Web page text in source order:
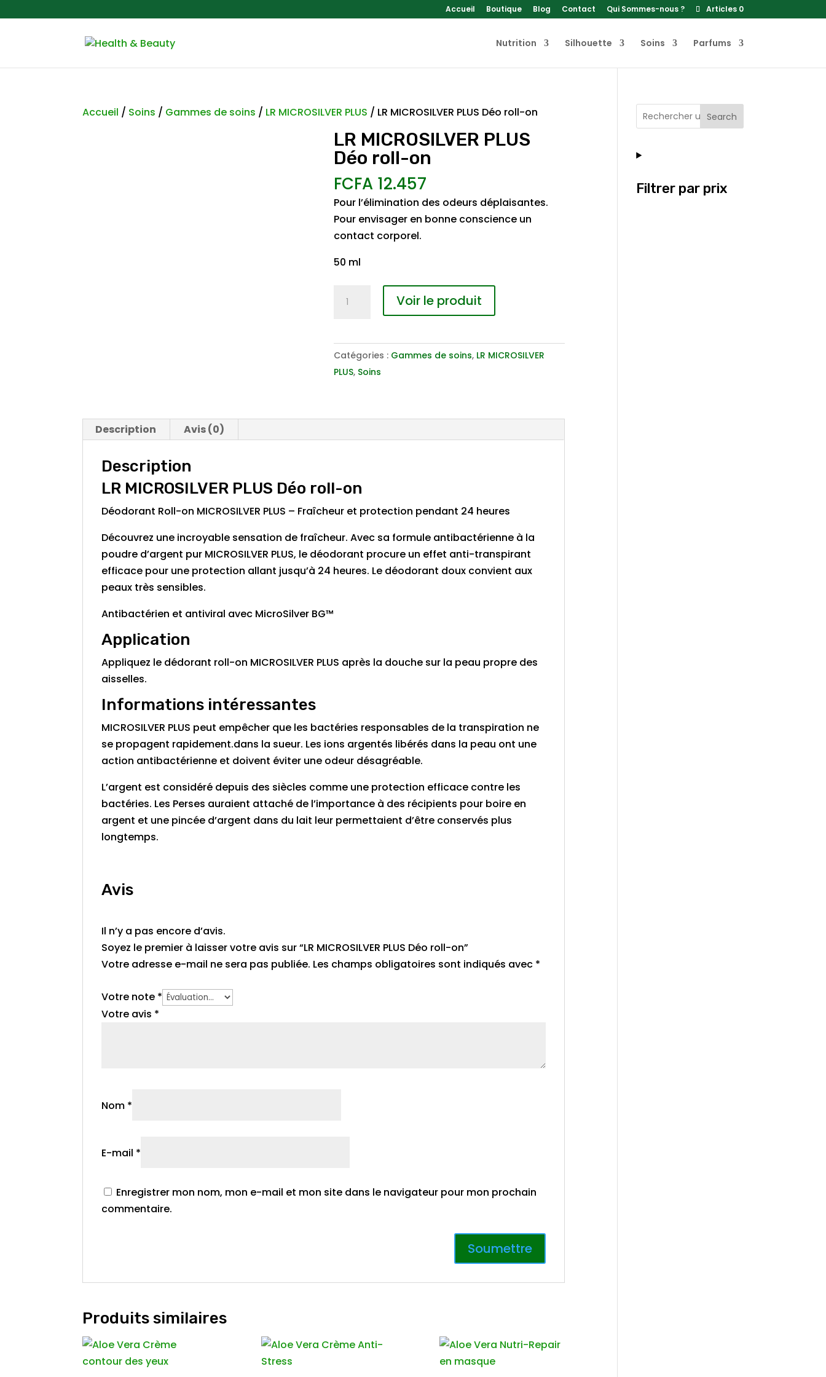
Accueil Boutique Blog Contact Qui Sommes-nous ? Articles 0
Nutrition Silhouette Soins Parfums
Accueil / Soins / Gammes de soins / LR MICROSILVER PLUS / LR MICROSILVER PLUS Déo roll-on
LR MICROSILVER PLUS
Déo roll-on
FCFA12.457
Pour l’élimination des odeurs déplaisantes.
Pour envisager en bonne conscience un
contact corporel.
50 ml
MICROSILVER
PLUS
Déo
Voir le produit
Catégories : Gammes de soins, LR MICROSILVER
PLUS, Soins
Description Avis (0)
Description
LR MICROSILVER PLUS Déo roll-on
Déodorant Roll-on MICROSILVER PLUS – Fraîcheur et protection pendant 24 heures
Découvrez une incroyable sensation de fraîcheur. Avec sa formule antibactérienne à la
poudre d’argent pur MICROSILVER PLUS, le déodorant procure un effet anti-transpirant
efficace pour une protection allant jusqu’à 24 heures. Le déodorant doux convient aux
peaux très sensibles.
Antibactérien et antiviral avec MicroSilver BG™
Application
Appliquez le dédorant roll-on MICROSILVER PLUS après la douche sur la peau propre des
aisselles.
Informations intéressantes
MICROSILVER PLUS peut empêcher que les bactéries responsables de la transpiration ne
se propagent rapidement.dans la sueur. Les ions argentés libérés dans la peau ont une
action antibactérienne et doivent éviter une odeur désagréable.
L’argent est considéré depuis des siècles comme une protection efficace contre les
bactéries. Les Perses auraient attaché de l’importance à des récipients pour boire en
argent et une pincée d’argent dans du lait leur permettaient d’être conservés plus
longtemps.
Avis
Il n’y a pas encore d’avis.
Soyez le premier à laisser votre avis sur “LR MICROSILVER PLUS Déo roll-on”
Votre adresse e-mail ne sera pas publiée. Les champs obligatoires sont indiqués avec *
Votre note *
Votre avis *
Nom *
E-mail *
Enregistrer mon nom, mon e-mail et mon site dans le navigateur pour mon prochain
commentaire.
Produits similaires
Search
Filtrer par prix